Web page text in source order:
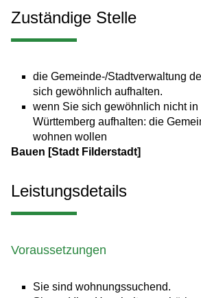
Zuständige Stelle
die Gemeinde-/Stadtverwaltung
sich gewöhnlich aufhalten.
wenn Sie sich gewöhnlich nicht in
Württemberg aufhalten: die
wohnen wollen
Bauen [Stadt Filderstadt]
Leistungsdetails
Voraussetzungen
Sie sind wohnungssuchend.